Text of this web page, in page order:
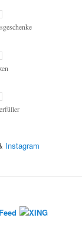
Instagram